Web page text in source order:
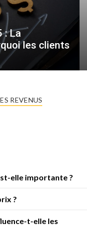
: La
les clients
REVENUS
elle importante ?
?
t-elle les